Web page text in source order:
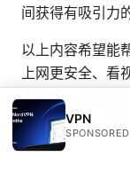
间获得有吸引力
以上内容希望能
上网更安全、看
用场景（如经常
随时告诉我，我
VPN
SPONSORED